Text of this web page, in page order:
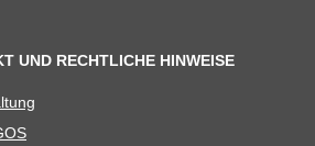
UND RECHTLICHE HINWEISE